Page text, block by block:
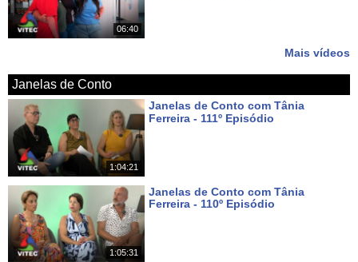
06:40
Mais vídeos
Janelas de Conto
1:04:21
Janelas de Conto com Tânia
Ferreira - 111º Episódio
1:05:31
Janelas de Conto com Tânia
Ferreira - 110º Episódio